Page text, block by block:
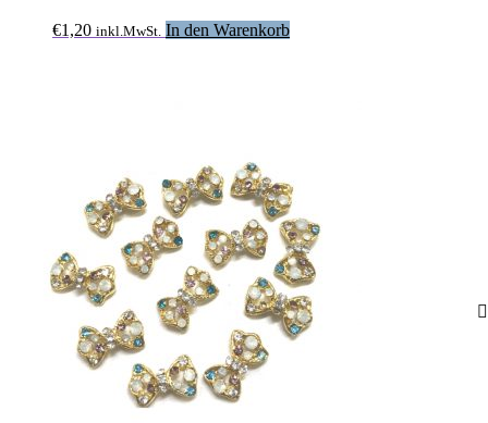
€1,20 inkl.MwSt. In den Warenkorb